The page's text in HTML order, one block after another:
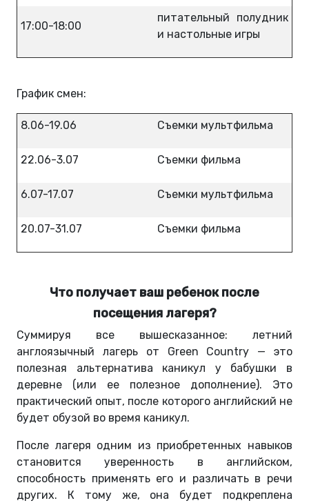
17:00-18:00
питательный полудник
и настольные игры
График смен:
8.06-19.06 Съемки мультфильма
22.06-3.07 Съемки фильма
6.07-17.07 Съемки мультфильма
20.07-31.07 Съемки фильма
Что получает ваш ребенок после
посещения лагеря?
Суммируя все вышесказанное: летний
англоязычный лагерь от Green Country — это
полезная альтернатива каникул у бабушки в
деревне (или ее полезное дополнение). Это
практический опыт, после которого английский не
будет обузой во время каникул.
После лагеря одним из приобретенных навыков
становится уверенность в английском,
способность применять его и различать в речи
других. К тому же, она будет подкреплена